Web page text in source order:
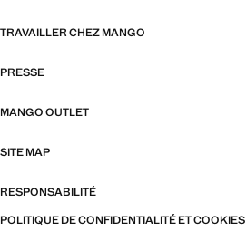
TRAVAILLER CHEZ MANGO
PRESSE
MANGO OUTLET
SITE MAP
RESPONSABILITÉ
POLITIQUE DE CONFIDENTIALITÉ ET COOKIES